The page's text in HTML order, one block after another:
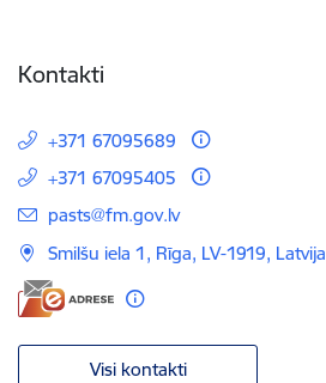
Kontakti
+371 67095689
+371 67095405
E-pasts:
pasts@fm.gov.lv
Smilšu iela 1, Rīga, LV-1919, Latvija
Visi kontakti